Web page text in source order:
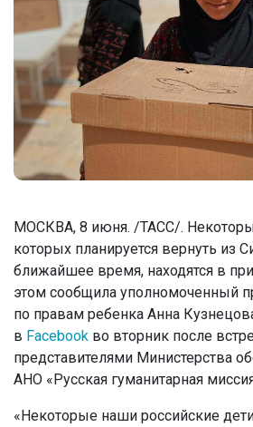
МОСКВА, 8 июня. /ТАСС/.
которых планируется вернуть из
ближайшее время, находятся в
этом сообщила уполномоченный
по правам ребенка Анна
в Facebook во вторник после
представителями Министерства
АНО «Русская гуманитарная
«Некоторые наши российские